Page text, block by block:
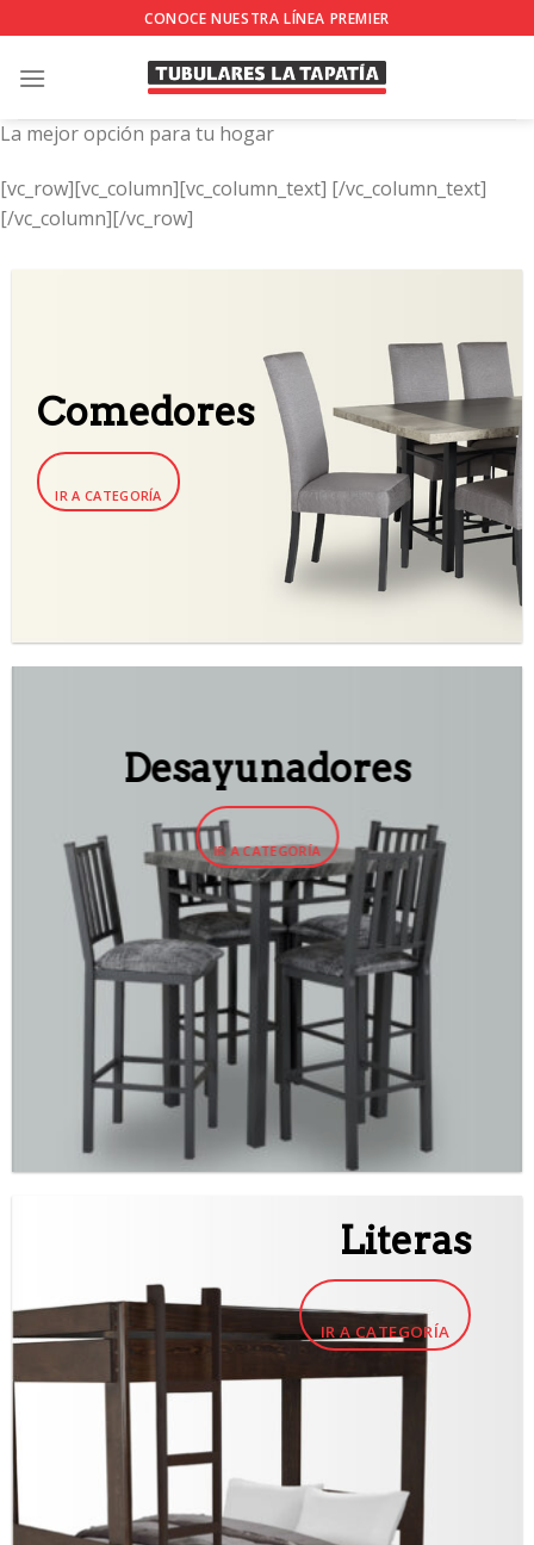
to
content
CONOCE NUESTRA LÍNEA PREMIER
La mejor opción para tu hogar
[vc_row][vc_column][vc_column_text] [/vc_column_text]
[/vc_column][/vc_row]
Comedores
IR A CATEGORÍA
Desayunadores
IR A CATEGORÍA
Literas
IR A CATEGORÍA